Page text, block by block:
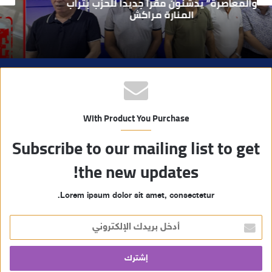
ب
مسلحة..
With Product You Purchase
Subscribe to our mailing list to get
the new updates!
Lorem ipsum dolor sit amet, consectetur.
خ
ل
ر